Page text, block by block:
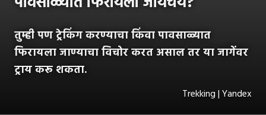
तुम्ही पण ट्रेकिंग करण्याचा किंवा पावसाळ्यात
फिरायला जाण्याचा विचोर करत असाल तर या जागेंवर
ट्राय करू शकता.
Trekking | Yandex